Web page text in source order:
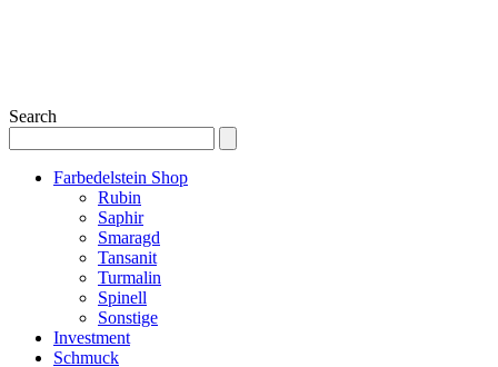
Search
Farbedelstein Shop
Rubin
Saphir
Smaragd
Tansanit
Turmalin
Spinell
Sonstige
Investment
Schmuck